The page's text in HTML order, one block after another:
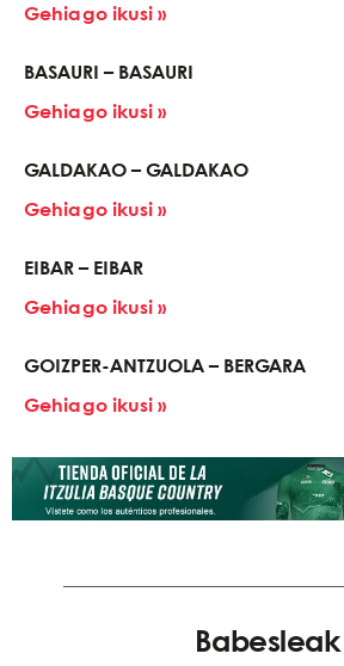
Gehiago ikusi »
BASAURI – BASAURI
Gehiago ikusi »
GALDAKAO – GALDAKAO
Gehiago ikusi »
EIBAR – EIBAR
Gehiago ikusi »
GOIZPER-ANTZUOLA – BERGARA
Gehiago ikusi »
Babesleak